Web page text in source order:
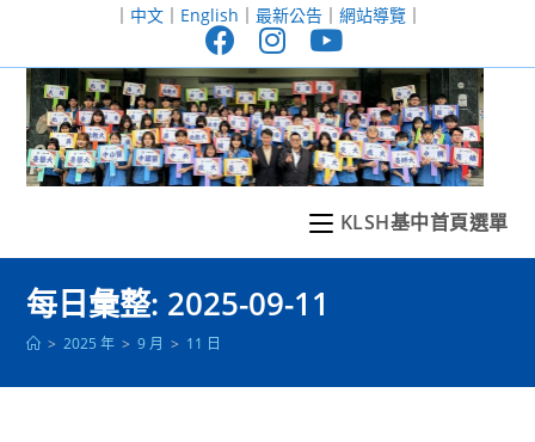
至
｜ 中文｜ English ｜ 最新公告｜ 網站導覽｜
KLSH基中首頁選單
每日彙整: 2025-09-11
> 2025 年 > 9 月 > 11 日